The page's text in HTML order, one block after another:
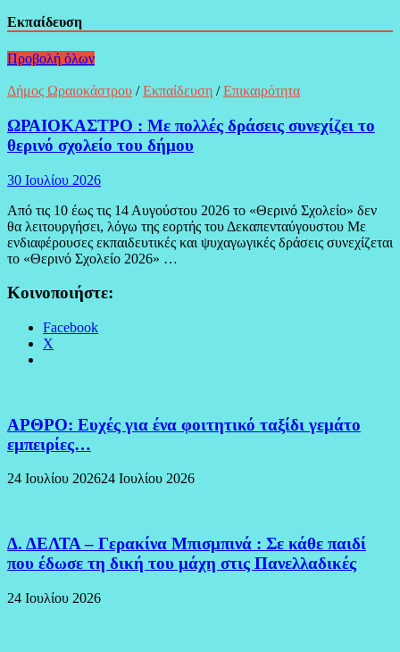
Εκπαίδευση
Προβολή όλων
Δήμος Ωραιοκάστρου /Εκπαίδευση /Επικαιρότητα
ΩΡΑΙΟΚΑΣΤΡΟ : Με πολλές δράσεις συνεχίζει το
θερινό σχολείο του δήμου
30 Ιουλίου 2026
Από τις 10 έως τις 14 Αυγούστου 2026 το «Θερινό Σχολείο» δεν
θα λειτουργήσει, λόγω της εορτής του Δεκαπενταύγουστου Με
ενδιαφέρουσες εκπαιδευτικές και ψυχαγωγικές δράσεις συνεχίζεται
το «Θερινό Σχολείο 2026» …
Κοινοποιήστε:
Facebook
X
ΑΡΘΡΟ: Ευχές για ένα φοιτητικό ταξίδι γεμάτο
εμπειρίες…
24 Ιουλίου 202624 Ιουλίου 2026
Δ. ΔΕΛΤΑ – Γερακίνα Μπισμπινά : Σε κάθε παιδί
που έδωσε τη δική του μάχη στις Πανελλαδικές
24 Ιουλίου 2026